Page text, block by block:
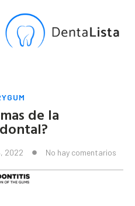
de la
2022 No hay comentarios